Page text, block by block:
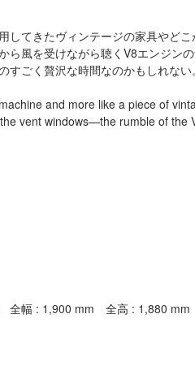
してきたヴィンテージの家具やどこ
ら風を受けながら聴くV8エンジン
ごく贅沢な時間なのかもしれない。
and more like a piece of
vent windows—the rumble of
幅 : 1,900 mm 全高 : 1,880 mm